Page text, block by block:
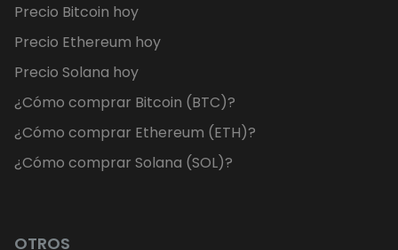
Precio Bitcoin hoy
Precio Ethereum hoy
Precio Solana hoy
¿Cómo comprar Bitcoin (BTC)?
¿Cómo comprar Ethereum (ETH)?
¿Cómo comprar Solana (SOL)?
OTROS